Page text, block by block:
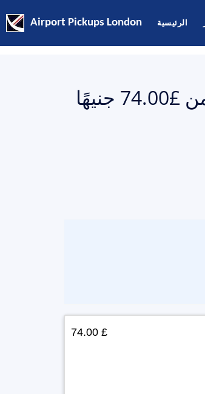
Airport Pickups London الرئيسية
أسعار تاكسي Tower Bridge To Heathrow من £74.00 جنيهًا
£ 74.00